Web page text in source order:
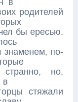
в
родителей
бы ересью.
знаменем, по-
но,
в
стяжали